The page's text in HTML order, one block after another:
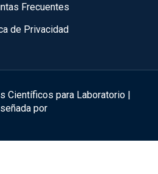
Frecuentes
de Privacidad
Científicos para Laboratorio |
por